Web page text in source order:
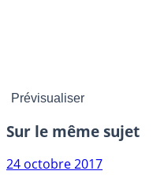
Sur le même sujet